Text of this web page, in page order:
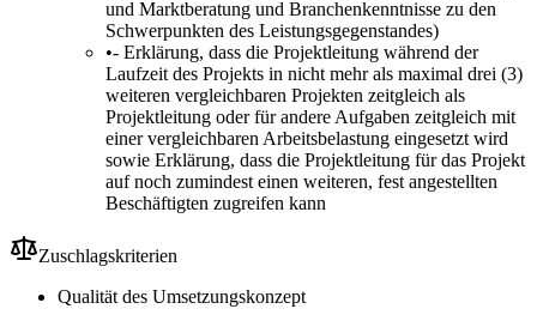
und Marktberatung und Branchenkenntnisse zu den
Schwerpunkten des Leistungsgegenstandes)
•- Erklärung, dass die Projektleitung während der
Laufzeit des Projekts in nicht mehr als maximal drei (3)
weiteren vergleichbaren Projekten zeitgleich als
Projektleitung oder für andere Aufgaben zeitgleich mit
einer vergleichbaren Arbeitsbelastung eingesetzt wird
sowie Erklärung, dass die Projektleitung für das Projekt
auf noch zumindest einen weiteren, fest angestellten
Beschäftigten zugreifen kann
Zuschlagskriterien
Qualität des Umsetzungskonzept